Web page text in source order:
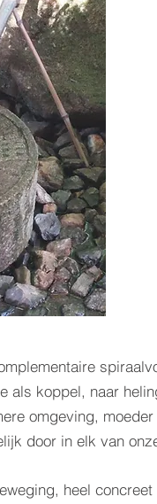
als koppel, naar
omgeving,
door in elk van
heel